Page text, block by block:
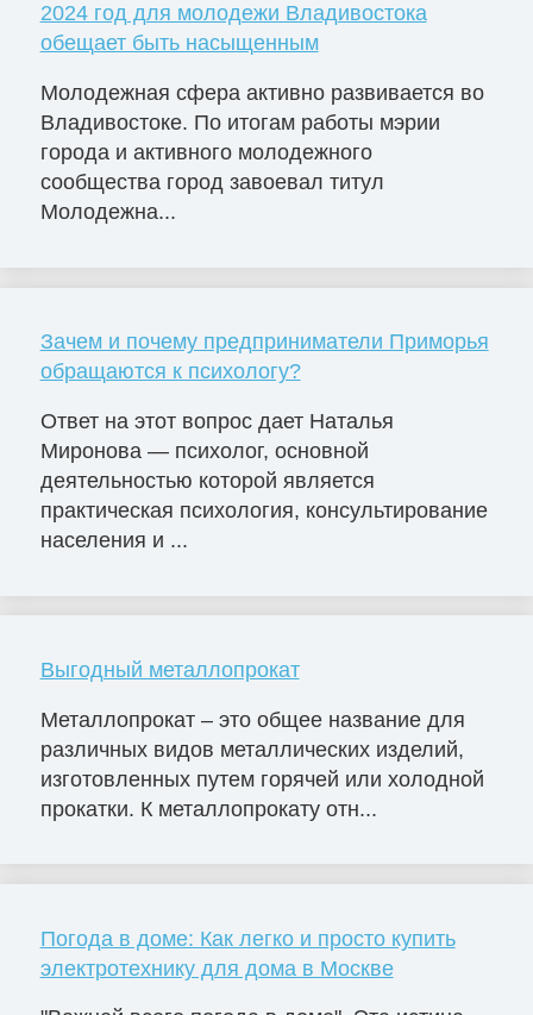
2024 год для молодежи Владивостока
обещает быть насыщенным
Молодежная сфера активно развивается во
Владивостоке. По итогам работы мэрии
города и активного молодежного
сообщества город завоевал титул
Молодежна...
Зачем и почему предприниматели Приморья
обращаются к психологу?
Ответ на этот вопрос дает Наталья
Миронова — психолог, основной
деятельностью которой является
практическая психология, консультирование
населения и ...
Выгодный металлопрокат
Металлопрокат – это общее название для
различных видов металлических изделий,
изготовленных путем горячей или холодной
прокатки. К металлопрокату отн...
Погода в доме: Как легко и просто купить
электротехнику для дома в Москве